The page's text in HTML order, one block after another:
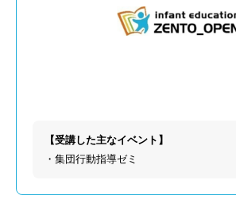
【受講した主なイベント】
・集団行動指導ゼミ